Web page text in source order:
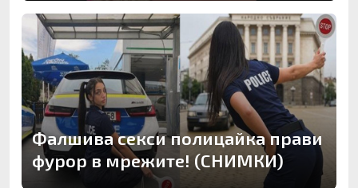
Фалшива секси полицайка прави
фурор в мрежите! (СНИМКИ)